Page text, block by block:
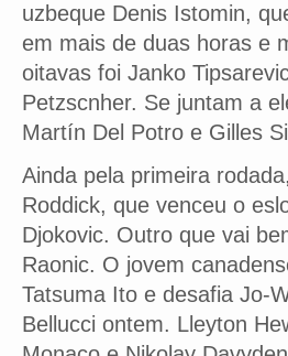
uzbeque Denis Istomin,
em mais de duas horas e
oitavas foi Janko
Petzscnher. Se juntam a
Martín Del Potro e Gilles
Ainda pela primeira
Roddick, que venceu o
Djokovic. Outro que vai
Raonic. O jovem
Tatsuma Ito e desafia Jo-
Bellucci ontem. Lleyton